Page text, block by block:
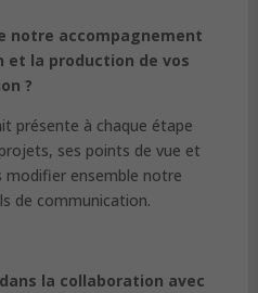
notre accompagnement
et la production de vos
?
présente à chaque étape
ses points de vue et
ensemble notre
de communication.
la collaboration avec